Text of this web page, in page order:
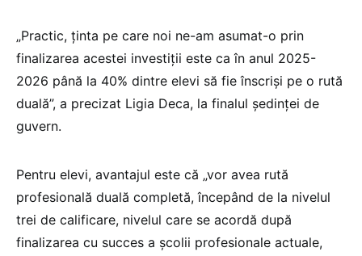
„Practic, ținta pe care noi ne-am asumat-o prin
finalizarea acestei investiții este ca în anul 2025-
2026 până la 40% dintre elevi să fie înscriși pe o rută
duală”, a precizat Ligia Deca, la finalul ședinței de
guvern.
Pentru elevi, avantajul este că „vor avea rută
profesională duală completă, începând de la nivelul
trei de calificare, nivelul care se acordă după
finalizarea cu succes a școlii profesionale actuale,